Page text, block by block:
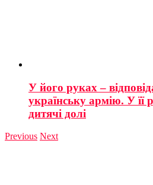
У його руках –
українську армію. У її
дитячі долі
Previous Next